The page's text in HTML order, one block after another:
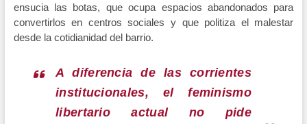
ensucia las botas, que ocupa espacios abandonados para
convertirlos en centros sociales y que politiza el malestar
desde la cotidianidad del barrio.
A diferencia de las corrientes
institucionales, el feminismo
libertario actual no pide